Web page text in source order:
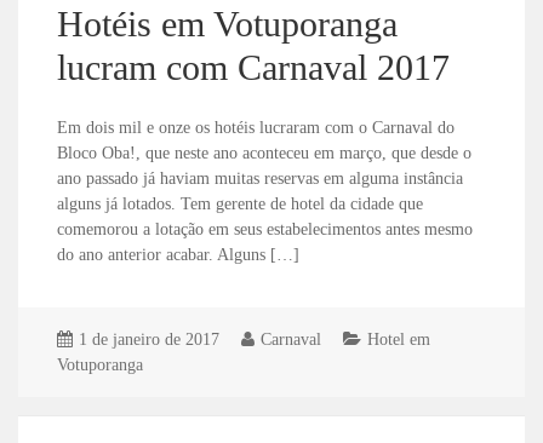
Hotéis em Votuporanga
lucram com Carnaval 2017
Em dois mil e onze os hotéis lucraram com o Carnaval do
Bloco Oba!, que neste ano aconteceu em março, que desde o
ano passado já haviam muitas reservas em alguma instância
alguns já lotados. Tem gerente de hotel da cidade que
comemorou a lotação em seus estabelecimentos antes mesmo
do ano anterior acabar. Alguns […]
1 de janeiro de 2017 Carnaval
Hotel em
Votuporanga